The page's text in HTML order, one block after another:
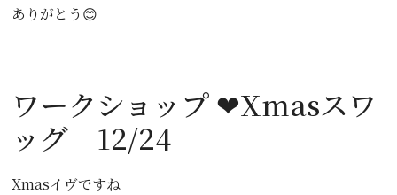
ありがとう😊
ワークショップ ❤Xmasスワ
ッグ 12/24
Xmasイヴですね